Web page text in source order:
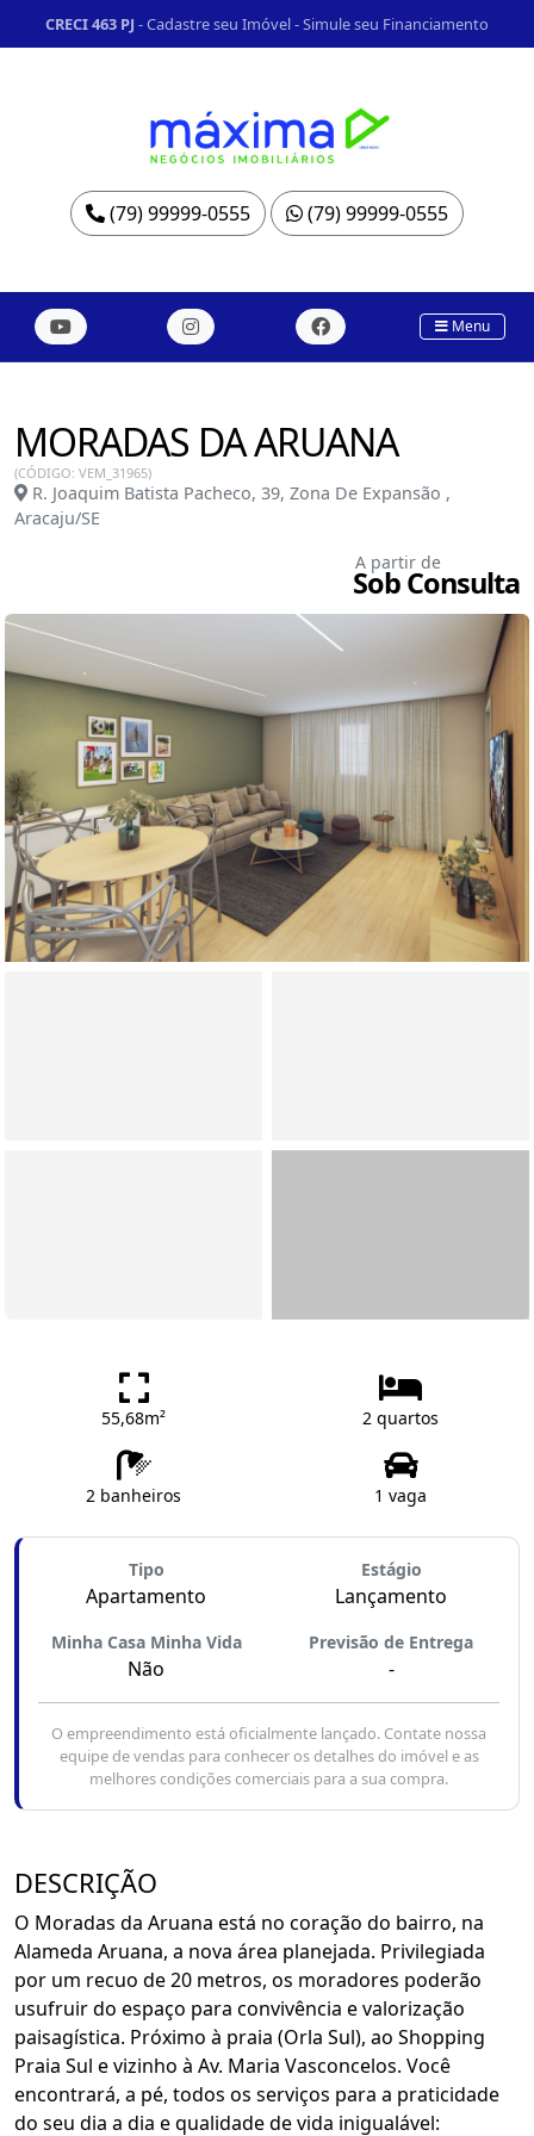
CRECI 463 PJ -Cadastre seu Imóvel-Simule seu Financiamento
(79) 99999-0555 (79) 99999-0555
Menu
MORADAS DA ARUANA
(CÓDIGO: VEM_31965)
R. Joaquim Batista Pacheco, 39, Zona De Expansão ,
Aracaju/SE
A partir de
Sob Consulta
55,68m² 2 quartos
2 banheiros 1 vaga
Tipo
Apartamento
Estágio
Lançamento
Minha Casa Minha Vida
Não
Previsão de Entrega
-
O empreendimento está oficialmente lançado. Contate nossa
equipe de vendas para conhecer os detalhes do imóvel e as
melhores condições comerciais para a sua compra.
DESCRIÇÃO
O Moradas da Aruana está no coração do bairro, na
Alameda Aruana, a nova área planejada. Privilegiada
por um recuo de 20 metros, os moradores poderão
usufruir do espaço para convivência e valorização
paisagística. Próximo à praia (Orla Sul), ao Shopping
Praia Sul e vizinho à Av. Maria Vasconcelos. Você
encontrará, a pé, todos os serviços para a praticidade
do seu dia a dia e qualidade de vida inigualável: